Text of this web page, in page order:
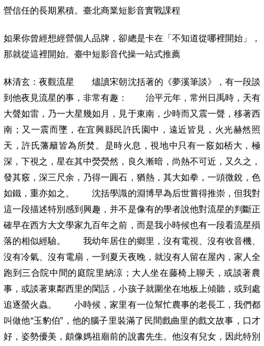
營信任的長期累積。臺北商業短影音實戰課程
如果你曾經想經營個人品牌，卻總是卡在「不知道從哪裡開始」，
那就從這裡開始。臺中短影音代操一站式推薦
林清玄：夜觀流星 燼讀宋朝沈括著的《夢溪筆談》，有一段談
到他夜見流星的事，非常有趣： 治平元年，常州日禹時，天有
大聲如雷，乃一大星幾如月，見于東南，少時而又震一聲，移著西
南；又一震而墜，在宜興縣民許氏園中，遠近皆見，火光赫然照
天，許氏藩籬皆為所焚。是時火息，視地中只有一竅如桮大，極
深，下視之，星在其中熒熒然，良久漸暗，尚熱不可近，又久之，
發其竅，深三尺余，乃得一圓石，猶熱，其大如拳，一頭微銳，色
如鐵，重亦如之。 沈括學識的淵博早為后世嘗得推崇，但我對
這一段描述特別感到興趣，并不是像有的學者說他對流星的判斷正
確早在西方大文學家九百年之前，而是我小時候也有一段看流星殞
落的相似經驗。 我幼年居住的鄉里，沒有電視、沒有收音機、
沒有冷氣、沒有電扇，一到夏天夜晚，就沒有人留在屋內，家人全
跑到三合院中間的庭院里納涼；大人坐在藤椅上聊天，或談著農
事，或談著東鄰西里的閑話，小孩子就圍坐在地板上傾聽，或到處
追逐螢火蟲。 小時候，家里有一位幫忙農事的老長工，我們都
叫做他“玉豹伯”，他的腦子里裝滿了民間戲曲里的戲文故事，口才
好，姿勢優美，頗像媽祖廟前的說書先生。他沒有兒女，因此特別